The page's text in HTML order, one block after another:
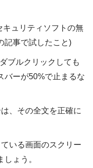
キュリティソフトの無
記事で試したこと)
ブルクリックしても
バーが50%で止まるな
、その全文を正確に
いる画面のスクリー
ょう。